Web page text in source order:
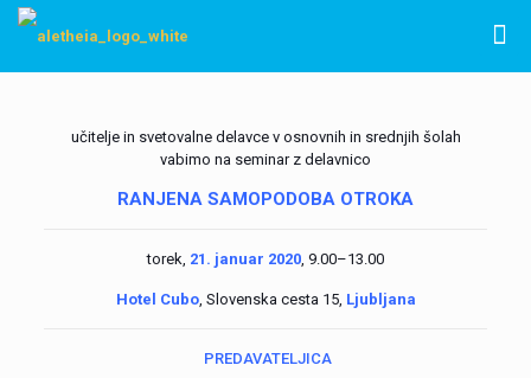
učitelje in svetovalne delavce v osnovnih in srednjih šolah
vabimo na seminar z delavnico
RANJENA SAMOPODOBA OTROKA
torek, 21. januar 2020, 9.00–13.00
Hotel Cubo, Slovenska cesta 15, Ljubljana
PREDAVATELJICA